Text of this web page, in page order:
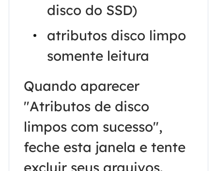
disco do SSD)
atributos disco limpo
somente leitura
Quando aparecer
"Atributos de disco
limpos com sucesso",
feche esta janela e tente
excluir seus arquivos.